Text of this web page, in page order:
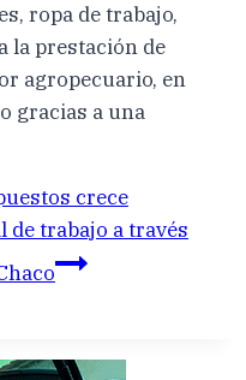
ropa de trabajo,
la prestación de
agropecuario, en
gracias a una
crece
trabajo a través